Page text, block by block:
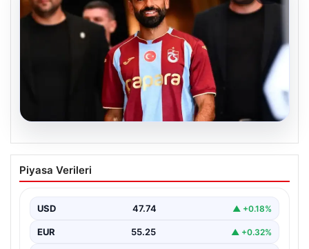
07.08.2026
Trabzonspor’un Göztepe Maçı Kadrosu
Netleşti: Salah Sürprizi
veda edeceği jübile maçında yarın akşam kozlarını
paylaşacak.…
Piyasa Verileri
USD 47.74 ▲ +0.18%
EUR 55.25 ▲ +0.32%